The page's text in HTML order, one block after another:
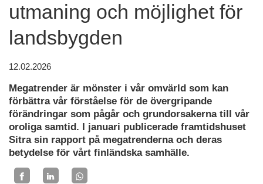
utmaning och möjlighet för
landsbygden
12.02.2026
Megatrender är mönster i vår omvärld som kan
förbättra vår förståelse för de övergripande
förändringar som pågår och grundorsakerna till vår
oroliga samtid. I januari publicerade framtidshuset
Sitra sin rapport på megatrenderna och deras
betydelse för vårt finländska samhälle.